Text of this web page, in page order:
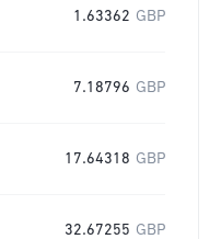
1.63362 GBP
7.18796 GBP
17.64318 GBP
32.67255 GBP